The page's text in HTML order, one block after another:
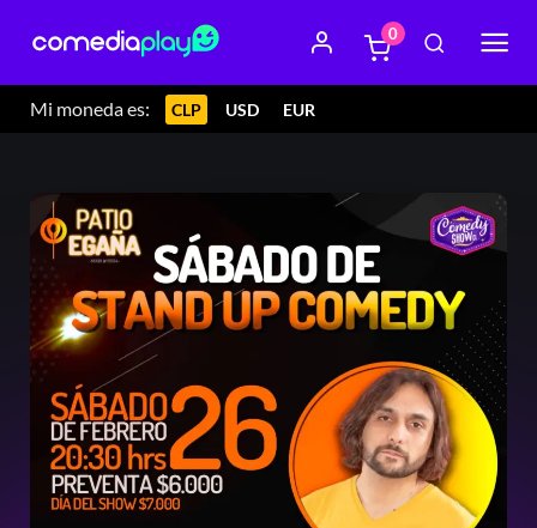
Mi moneda es: CLP USD EUR
0